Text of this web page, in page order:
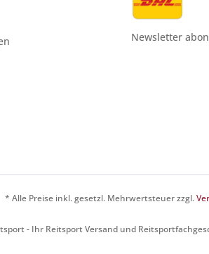
Newsletter
* Alle Preise inkl. gesetzl. Mehrwertsteuer zzgl.
- Ihr Reitsport Versand und